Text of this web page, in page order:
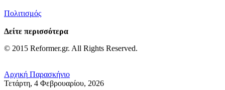
Πολιτισμός
Δείτε περισσότερα
© 2015 Reformer.gr. All Rights Reserved.
Αρχική Παρασκήνιο
Τετάρτη, 4 Φεβρουαρίου, 2026